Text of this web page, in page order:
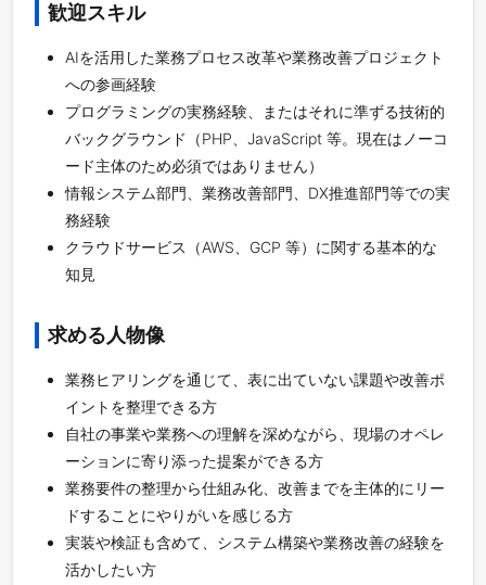
歓迎スキル
AIを活用した業務プロセス改革や業務改善プロジェクト
への参画経験
プログラミングの実務経験、またはそれに準ずる技術的
バックグラウンド（PHP、JavaScript 等。現在はノーコ
ード主体のため必須ではありません）
情報システム部門、業務改善部門、DX推進部門等での実
務経験
クラウドサービス（AWS、GCP 等）に関する基本的な
知見
求める人物像
業務ヒアリングを通じて、表に出ていない課題や改善ポ
イントを整理できる方
自社の事業や業務への理解を深めながら、現場のオペレ
ーションに寄り添った提案ができる方
業務要件の整理から仕組み化、改善までを主体的にリー
ドすることにやりがいを感じる方
実装や検証も含めて、システム構築や業務改善の経験を
活かしたい方